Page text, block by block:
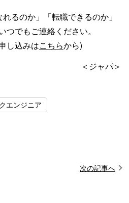
るのか」「転職できるのか」
でもご連絡ください。
し込みはこちらから)
＜ジャパ＞
エンジニア
次の記事へ